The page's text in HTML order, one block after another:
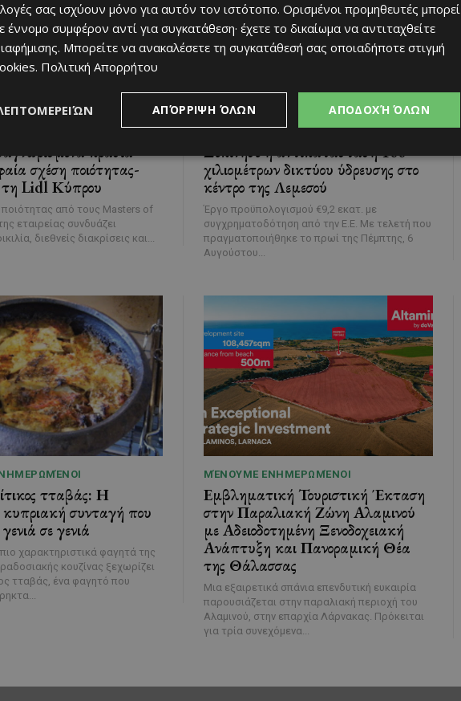
κρασιά
σχέση ποιότητας-
τη Lidl Κύπρου
από τους Masters of
εταιρείας συνδυάζει
διεθνείς διακρίσεις και...
ΜΈΝΟΥΜΕ ΕΝΗΜΕΡΩΜΈΝΟΙ
Ξεκίνησε η αντικατάσταση 100
χιλιομέτρων δικτύου ύδρευσης στο
κέντρο της Λεμεσού
Έργο προϋπολογισμού €9,2 εκατ. με
συγχρηματοδότηση από την Ε.Ε. Με τελετή που
πραγματοποιήθηκε το πρωί της Πέμπτης, 6
Αυγούστου...
τταβάς: Η
κυπριακή συνταγή που
σε γενιά
χαρακτηριστικά φαγητά της
κουζίνας ξεχωρίζει
τταβάς, ένα φαγητό που
ΜΈΝΟΥΜΕ ΕΝΗΜΕΡΩΜΈΝΟΙ
Εμβληματική Τουριστική Έκταση
στην Παραλιακή Ζώνη Αλαμινού
με Αδειοδοτημένη Ξενοδοχειακή
Ανάπτυξη και Πανοραμική Θέα
της Θάλασσας
Μια εξαιρετικά σπάνια επενδυτική ευκαιρία
παρουσιάζεται στην παραλιακή περιοχή του
Αλαμινού, στην επαρχία Λάρνακας. Πρόκειται
για τρία συνεχόμενα...
σας ισχύουν μόνο για αυτόν τον ιστότοπο. Ορισμένοι προμηθευτές μπορεί
έννομο συμφέρον αντί για συγκατάθεση· έχετε το δικαίωμα να αντιταχθείτε
. Μπορείτε να ανακαλέσετε τη συγκατάθεσή σας οποιαδήποτε στιγμή
. Πολιτική Απορρήτου
ΑΠΟΔΟΧΉ ΌΛΩΝ
ΑΠΌΡΡΙΨΗ ΌΛΩΝ